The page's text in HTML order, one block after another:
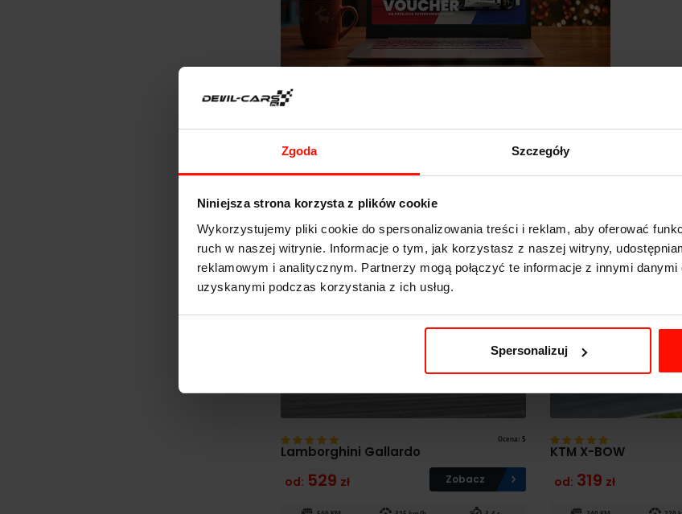
Zgoda Szczegóły
Niniejsza strona korzysta z plików cookie
Wykorzystujemy pliki cookie do spersonalizowania treści i reklam, aby oferować
ruch w naszej witrynie. Informacje o tym, jak korzystasz z naszej witryny,
reklamowym i analitycznym. Partnerzy mogą połączyć te informacje z innymi
uzyskanymi podczas korzystania z ich usług.
Spersonalizuj
Ocena: 5
Lamborghini Gallardo
od: 529 zł Zobacz
KTM X-BOW
od: 319 zł